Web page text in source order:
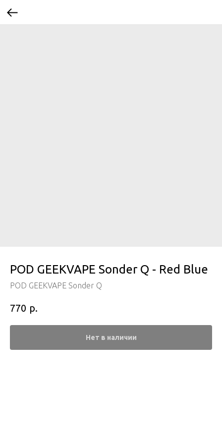
POD GEEKVAPE Sonder Q - Red Blue
POD GEEKVAPE Sonder Q
770 р.
Нет в наличии